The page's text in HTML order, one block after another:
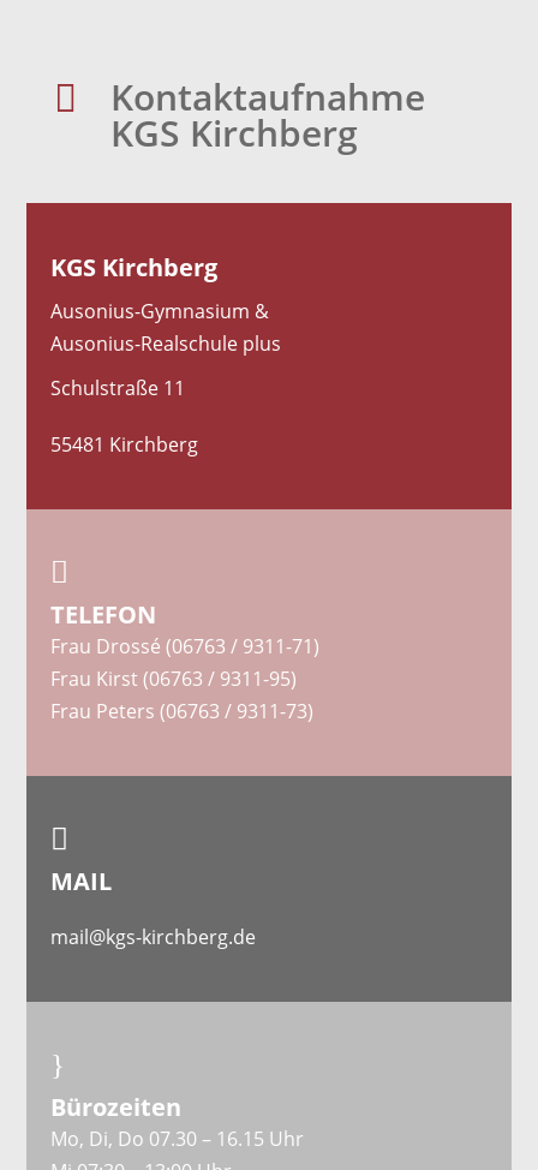
 Kontaktaufnahme
KGS Kirchberg
KGS Kirchberg
Ausonius-Gymnasium &
Ausonius-Realschule plus
Schulstraße 11
55481 Kirchberg

TELEFON
Frau Drossé (06763 / 9311-71)
Frau Kirst (06763 / 9311-95)
Frau Peters (06763 / 9311-73)

MAIL
mail@kgs-kirchberg.de
}
Bürozeiten
Mo, Di, Do 07.30 – 16.15 Uhr